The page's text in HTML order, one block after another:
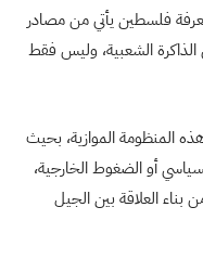
فلسطين يأتي من مصادر
الشعبية، وليس فقط
المنظومة الموازية، بحيث
أو الضغوط الخارجية،
العلاقة بين الجيل